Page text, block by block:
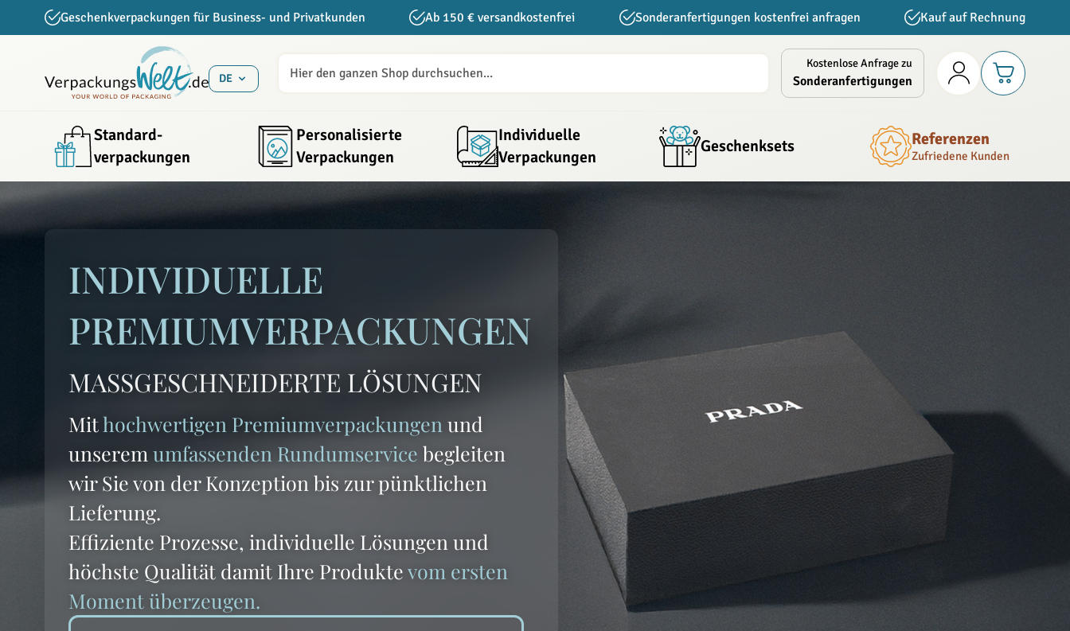
Direkt zum InhaltGeschenkverpackungen für Business- und Privatkunden Ab 150 € versandkostenfrei Sonderanfertigungen kostenfrei anfragen Kauf auf Rechnung
DE
Kostenlose Anfrage zu
Sonderanfertigungen
Standard­
verpackungen
Personalisierte
Verpackungen
Individuelle
Verpackungen
Geschenksets Referenzen
Zufriedene Kunden
Premiumverpackungen – hochwertige Geschenkverpackungen
INDIVIDUELLE
PREMIUM­VERPACKUNGEN
MASSGESCHNEIDERTE LÖSUNGEN
Mithochwertigen Premiumverpackungen und
unserem umfassenden Rundumservice begleiten
wir Sie von der Konzeption bis zur pünktlichen
Lieferung.
Effiziente Prozesse, individuelle Lösungen und
höchste Qualität damit Ihre Produktevom ersten
Moment überzeugen.